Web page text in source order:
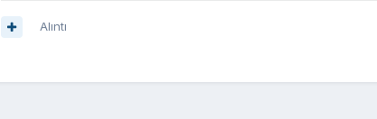
Alıntı